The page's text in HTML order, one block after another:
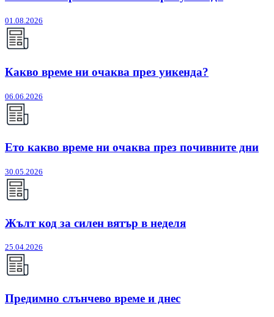
01.08.2026
Какво време ни очаква през уикенда?
06.06.2026
Ето какво време ни очаква през почивните дни
30.05.2026
Жълт код за силен вятър в неделя
25.04.2026
Предимно слънчево време и днес